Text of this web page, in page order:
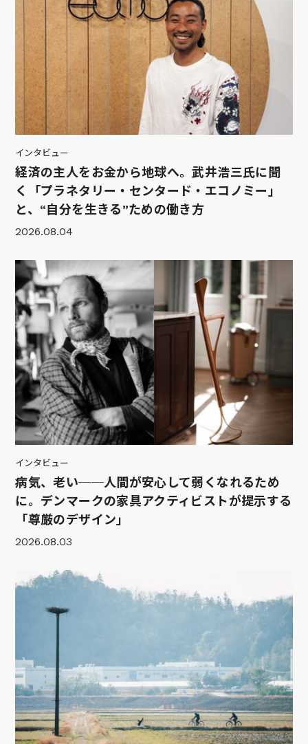
インタビュー
経済の主人をお金から地球へ。武井浩三氏に聞
く「プラネタリー・センタード・エコノミー」
と、“自分を生きる”ための働き方
2026.08.04
インタビュー
病気、老い──人間が安心して弱くなれるため
に。デンマークの家具アクティビストが提示する
「尊厳のデザイン」
2026.08.03